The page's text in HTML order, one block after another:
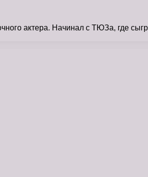
актера. Начинал с ТЮЗа, где